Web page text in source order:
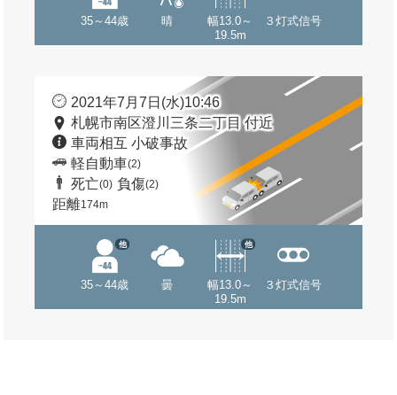
35～44歳 晴
幅13.0～
19.5m
３灯式信号
2021年7月7日(水)10:46
札幌市南区澄川三条二丁目 付近
車両相互 小破事故
軽自動車(2)
死亡(0) 負傷(2)
距離174m
35～44歳
他
曇
幅13.0～
19.5m
他
３灯式信号